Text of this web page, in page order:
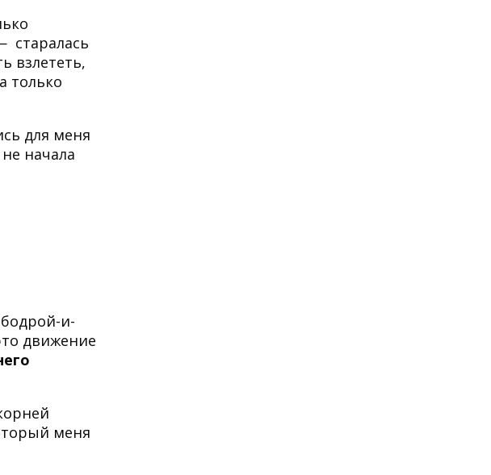
старалась
взлететь,
только
для меня
начала
и-
движение
меня